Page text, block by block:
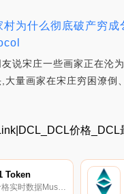
村为什么彻底破产穷
说宋庄一些画家正在沦
大量画家在宋庄穷困潦倒
价格_DCL
Token
MUSI价格实时数据Music1 App是一个基于区块链技术的音乐流媒体平台。艺术家和唱片公司可以在Music1平台上独家发布音乐,并将观看和收听量货币化。。Music1还允许听众拥有NFT耳机,并将观看和收听内容货币化。MUSI代币将是平台上使用的基础货币。用于购买NFT.